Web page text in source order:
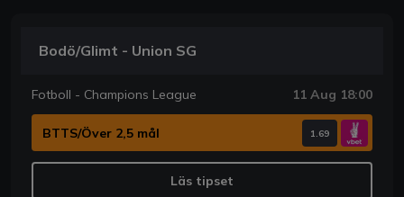
Bodö/Glimt - Union SG
Fotboll - Champions League 11 Aug 18:00
BTTS/Över 2,5 mål 1.69
Läs tipset